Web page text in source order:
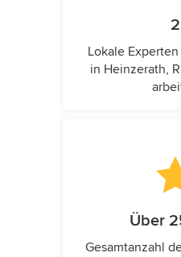
2
Lokale
in Heinzerath,
Über
Gesamtanzahl